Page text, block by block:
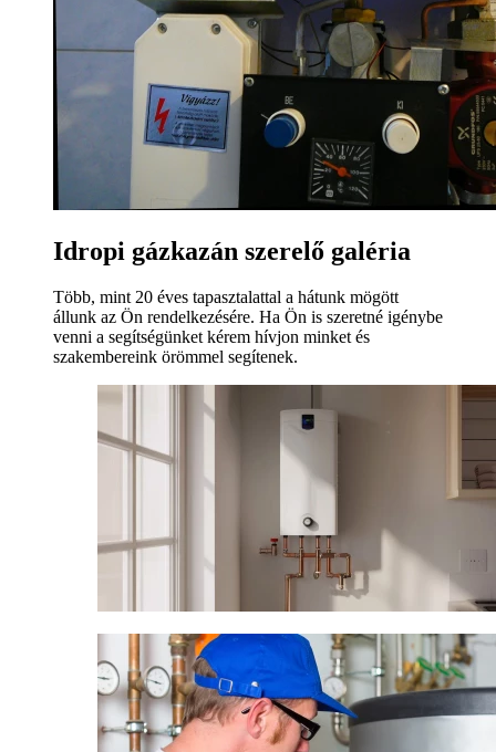
Idropi gázkazán szerelő galéria
Több, mint 20 éves tapasztalattal a hátunk mögött
állunk az Ön rendelkezésére. Ha Ön is szeretné igénybe
venni a segítségünket kérem hívjon minket és
szakembereink örömmel segítenek.